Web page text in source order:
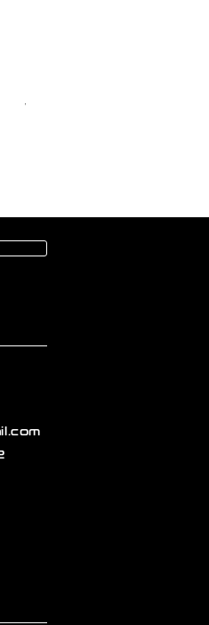
Whiskey glass LAOKON